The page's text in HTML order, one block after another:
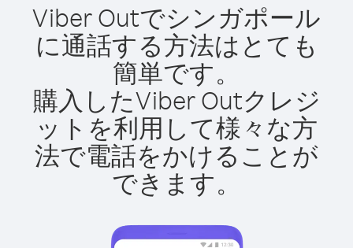
Viber Outでシンガポール
に通話する方法はとても
簡単です。
購入したViber Outクレジ
ットを利用して様々な方
法で電話をかけることが
できます。